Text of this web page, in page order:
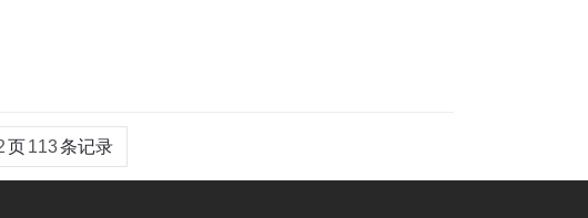
页113条记录